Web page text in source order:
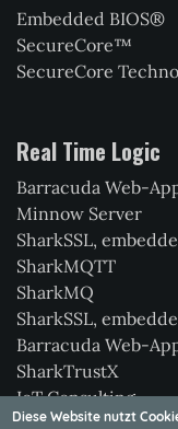
Embedded BIOS®
SecureCore™
SecureCore
Real Time Logic
Barracuda Web-
Minnow Server
SharkSSL,
SharkMQTT
SharkMQ
SharkSSL,
Barracuda Web-
SharkTrustX
IoT Consulting
Xedge
Diese Website nutzt